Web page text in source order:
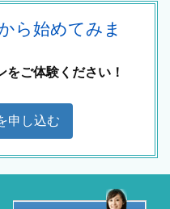
ら始めてみま
ご体験ください！
申し込む